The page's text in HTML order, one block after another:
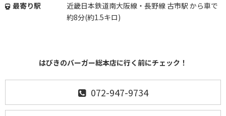
最寄り駅
近畿日本鉄道南大阪線・長野線 古市駅 から車で
約8分(約1.5キロ)
はびきのバーガー総本店に行く前にチェック！
072-947-9734